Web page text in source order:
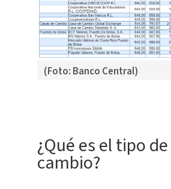
(Foto: Banco Central)
¿Qué es el tipo de
cambio?